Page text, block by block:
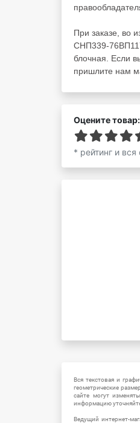
При заказе, во
СНП339-
блочная. Если
пришлите нам
Оцените
* рейтинг и
Вся текстовая и
геометрические
сайте могут
информацию
Ведущий интернет-